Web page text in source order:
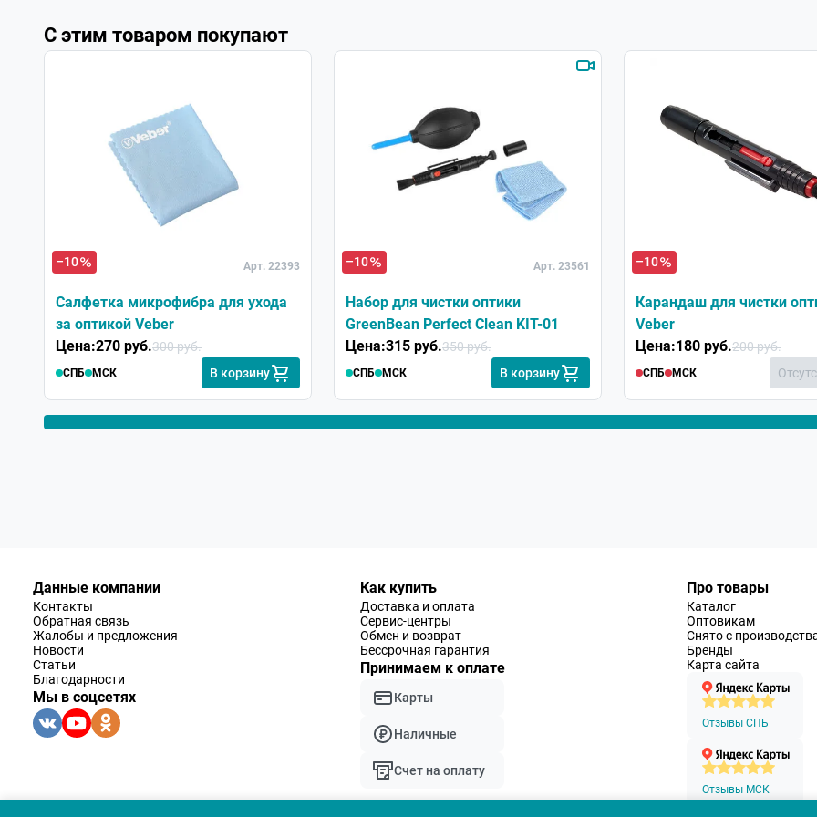
С этим товаром покупают
–10 Арт. 22393
Салфетка микрофибра для ухода
за оптикой Veber
Цена:270 руб.300 руб.
СПБ МСК В корзину
–10 Арт. 23561
Набор для чистки оптики
GreenBean Perfect Clean KIT-01
Цена:315 руб.350 руб.
СПБ МСК В корзину
–10
Карандаш для чистки
Veber
Цена:180 руб.200 руб.
СПБ МСК
Данные компании
Контакты
Обратная связь
Жалобы и предложения
Новости
Статьи
Благодарности
Мы в соцсетях
Как купить
Доставка и оплата
Сервис-центры
Обмен и возврат
Бессрочная гарантия
Принимаем к оплате
Карты
Наличные
Счет на оплату
Про товары
Каталог
Оптовикам
Снято с
Бренды
Карта сайта
Отзывы СПБ
Отзывы МСК